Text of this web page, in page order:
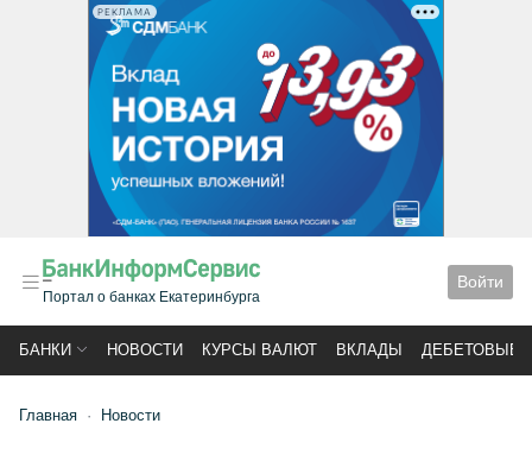
РЕКЛАМА
Портал о банках Екатеринбурга
Войти
БАНКИ НОВОСТИ КУРСЫ ВАЛЮТ ВКЛАДЫ ДЕБЕТОВЫЕ
Главная Новости